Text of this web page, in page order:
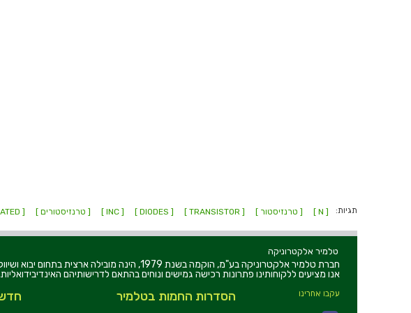
תגיות: [ N ] [ טרנזיסטור ] [ TRANSISTOR ]
[ DIODES ]
[ INC ] [ טרנזיסטורים ] [ INCORPORATED ]
טלמיר אלקטרוניקה
חברת טלמיר אלקטרוניקה בע"מ, הוקמה בשנת 1979,
אנו מציעים ללקוחותינו פתרונות רכישה גמישים ונוחים בהתאם לדרישותיהם
עקבו אחרינו הסדרות החמות בטלמיר